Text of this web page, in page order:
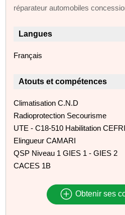
réparateur automobiles
Langues
Français
Atouts et compétences
Climatisation C.N.D
Radioprotection Secourisme
UTE - C18-510 Habilitation
Elingueur CAMARI
QSP Niveau 1 GIES 1 - GIES 2
CACES 1B
Obtenir ses